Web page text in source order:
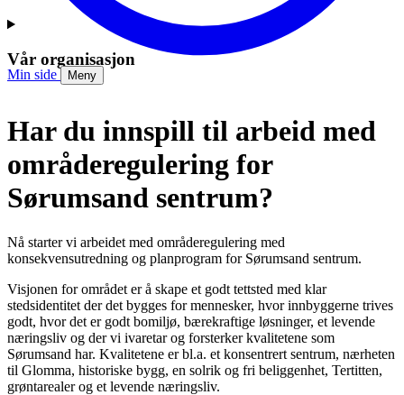
Min side Meny
Vår organisasjon
Har du innspill til arbeid med
områderegulering for
Sørumsand sentrum?
Nå starter vi arbeidet med områderegulering med
konsekvensutredning og planprogram for Sørumsand sentrum.
Visjonen for området er å skape et godt tettsted med klar
stedsidentitet der det bygges for mennesker, hvor innbyggerne trives
godt, hvor det er godt bomiljø, bærekraftige løsninger, et levende
næringsliv og der vi ivaretar og forsterker kvalitetene som
Sørumsand har. Kvalitetene er bl.a. et konsentrert sentrum, nærheten
til Glomma, historiske bygg, en solrik og fri beliggenhet, Tertitten,
grøntarealer og et levende næringsliv.